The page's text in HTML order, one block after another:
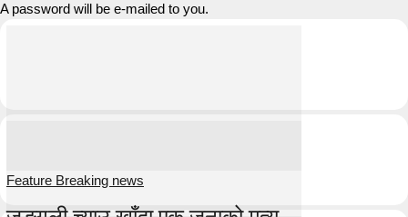
A password will be e-mailed to you.
Feature Breaking news